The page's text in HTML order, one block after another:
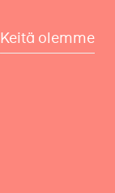
Keitä olemme